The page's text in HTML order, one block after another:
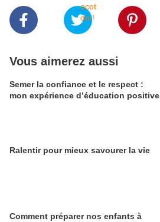
Vous aimerez aussi
Semer la confiance et le respect :
mon expérience d’éducation positive
Ralentir pour mieux savourer la vie
Comment préparer nos enfants à